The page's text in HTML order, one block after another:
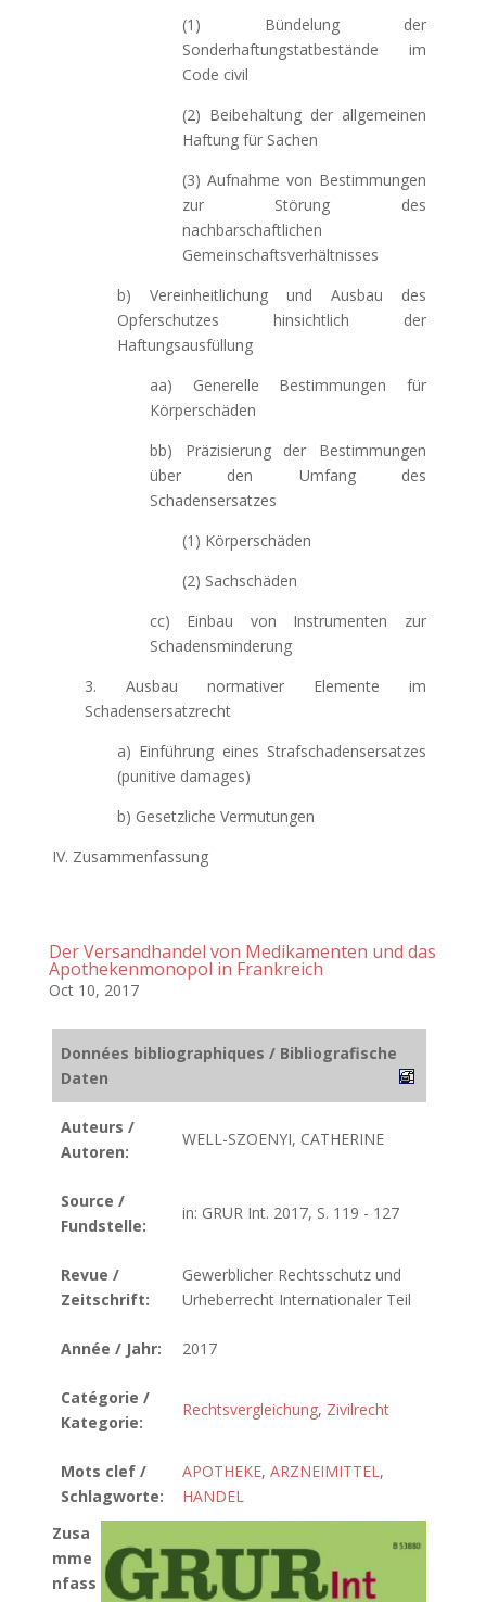
(1) Bündelung der
Sonderhaftungstatbestände im
Code civil
(2) Beibehaltung der allgemeinen
Haftung für Sachen
(3) Aufnahme von Bestimmungen
zur Störung des
nachbarschaftlichen
Gemeinschaftsverhältnisses
b) Vereinheitlichung und Ausbau des
Opferschutzes hinsichtlich der
Haftungsausfüllung
aa) Generelle Bestimmungen für
Körperschäden
bb) Präzisierung der Bestimmungen
über den Umfang des
Schadensersatzes
(1) Körperschäden
(2) Sachschäden
cc) Einbau von Instrumenten zur
Schadensminderung
3. Ausbau normativer Elemente im
Schadensersatzrecht
a) Einführung eines Strafschadensersatzes
(punitive damages)
b) Gesetzliche Vermutungen
IV. Zusammenfassung
Der Versandhandel von Medikamenten und das
Apothekenmonopol in Frankreich
Oct 10, 2017
Données bibliographiques / Bibliografische
Daten
Auteurs /
Autoren:
WELL-SZOENYI, CATHERINE
Source /
Fundstelle:
in: GRUR Int. 2017, S. 119 - 127
Revue /
Zeitschrift:
Gewerblicher Rechtsschutz und
Urheberrecht Internationaler Teil
Année / Jahr: 2017
Catégorie /
Kategorie:
Rechtsvergleichung, Zivilrecht
Mots clef /
Schlagworte:
APOTHEKE, ARZNEIMITTEL,
HANDEL
Zusa
mme
nfass